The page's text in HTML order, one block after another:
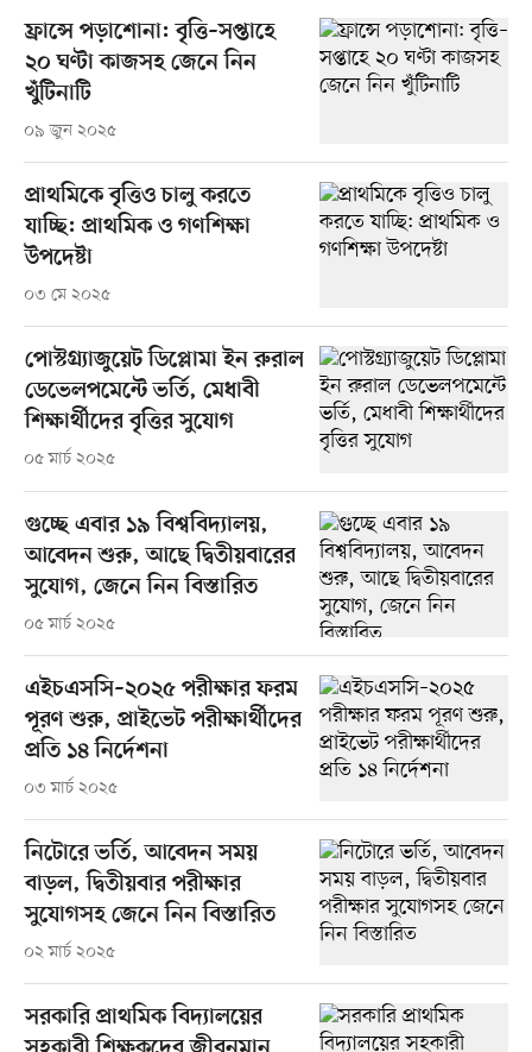
ফ্রান্সে পড়াশোনা: বৃত্তি–সপ্তাহে
২০ ঘণ্টা কাজসহ জেনে নিন
খুঁটিনাটি
০৯ জুন ২০২৫
প্রাথমিকে বৃত্তিও চালু করতে
যাচ্ছি: প্রাথমিক ও গণশিক্ষা
উপদেষ্টা
০৩ মে ২০২৫
পোস্টগ্র্যাজুয়েট ডিপ্লোমা ইন রুরাল
ডেভেলপমেন্টে ভর্তি, মেধাবী
শিক্ষার্থীদের বৃত্তির সুযোগ
০৫ মার্চ ২০২৫
গুচ্ছে এবার ১৯ বিশ্ববিদ্যালয়,
আবেদন শুরু, আছে দ্বিতীয়বারের
সুযোগ, জেনে নিন বিস্তারিত
০৫ মার্চ ২০২৫
এইচএসসি–২০২৫ পরীক্ষার ফরম
পূরণ শুরু, প্রাইভেট পরীক্ষার্থীদের
প্রতি ১৪ নির্দেশনা
০৩ মার্চ ২০২৫
নিটোরে ভর্তি, আবেদন সময়
বাড়ল, দ্বিতীয়বার পরীক্ষার
সুযোগসহ জেনে নিন বিস্তারিত
০২ মার্চ ২০২৫
সরকারি প্রাথমিক বিদ্যালয়ের